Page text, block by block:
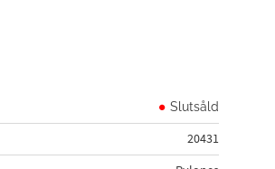
Slutsåld
20431